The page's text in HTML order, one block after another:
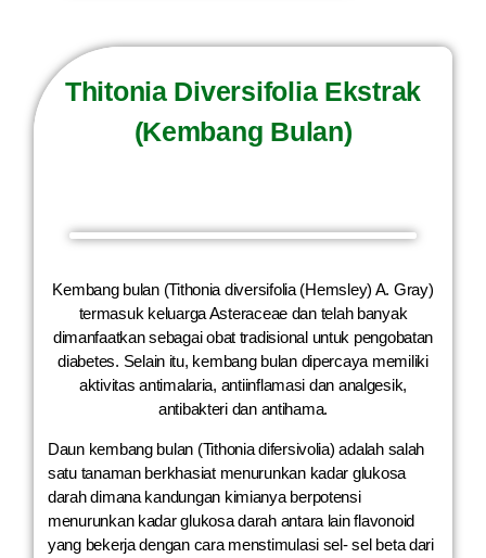
Thitonia Diversifolia Ekstrak
(Kembang Bulan)
Kembang bulan (Tithonia diversifolia (Hemsley) A. Gray)
termasuk keluarga Asteraceae dan telah banyak
dimanfaatkan sebagai obat tradisional untuk pengobatan
diabetes. Selain itu, kembang bulan dipercaya memiliki
aktivitas antimalaria, antiinflamasi dan analgesik,
antibakteri dan antihama.
Daun kembang bulan (Tithonia difersivolia) adalah salah
satu tanaman berkhasiat menurunkan kadar glukosa
darah dimana kandungan kimianya berpotensi
menurunkan kadar glukosa darah antara lain flavonoid
yang bekerja dengan cara menstimulasi sel- sel beta dari